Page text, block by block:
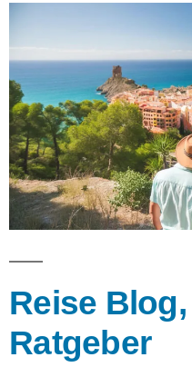
Reise
Ratgeber